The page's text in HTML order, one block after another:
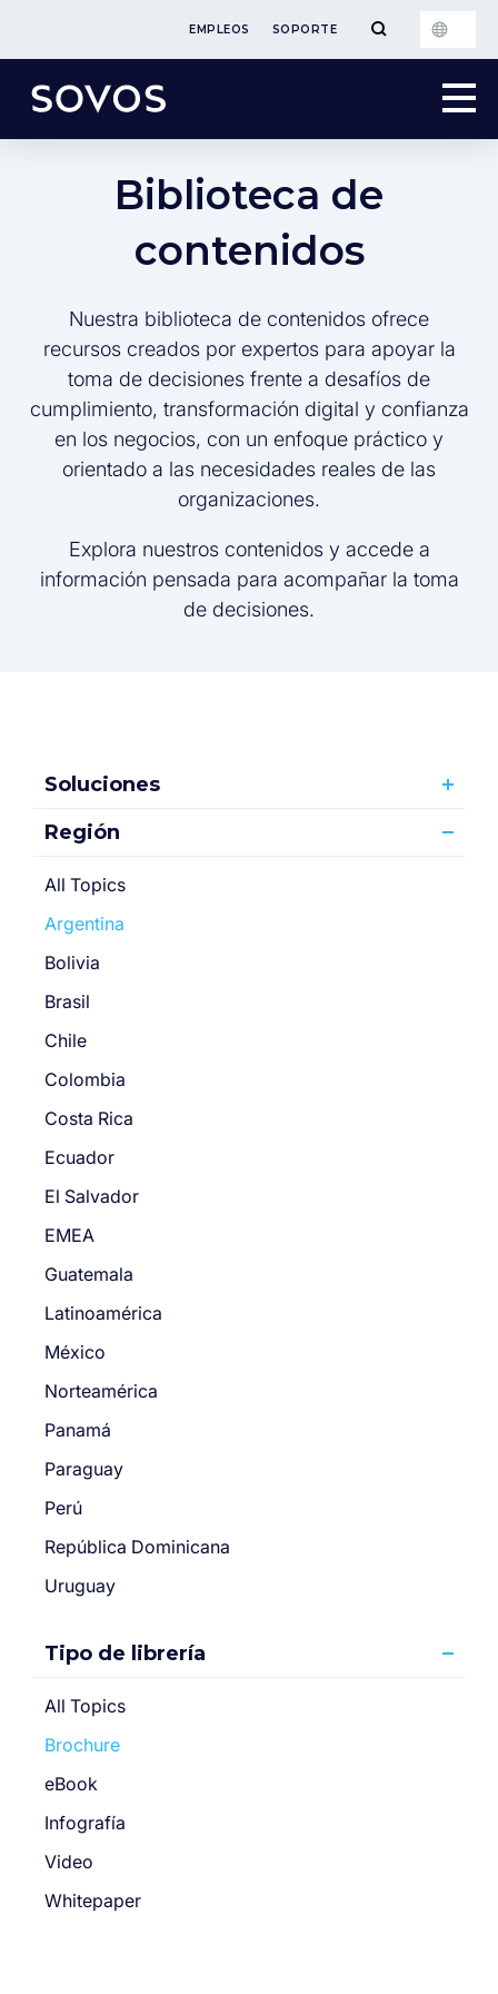
EMPLEOS SOPORTE
Biblioteca de
contenidos
Nuestra biblioteca de contenidos ofrece
recursos creados por expertos para apoyar la
toma de decisiones frente a desafíos de
cumplimiento, transformación digital y confianza
en los negocios, con un enfoque práctico y
orientado a las necesidades reales de las
organizaciones.
Explora nuestros contenidos y accede a
información pensada para acompañar la toma
de decisiones.
Soluciones
Región
All Topics
Argentina
Bolivia
Brasil
Chile
Colombia
Costa Rica
Ecuador
El Salvador
EMEA
Guatemala
Latinoamérica
México
Norteamérica
Panamá
Paraguay
Perú
República Dominicana
Uruguay
Tipo de librería
All Topics
Brochure
eBook
Infografía
Video
Whitepaper